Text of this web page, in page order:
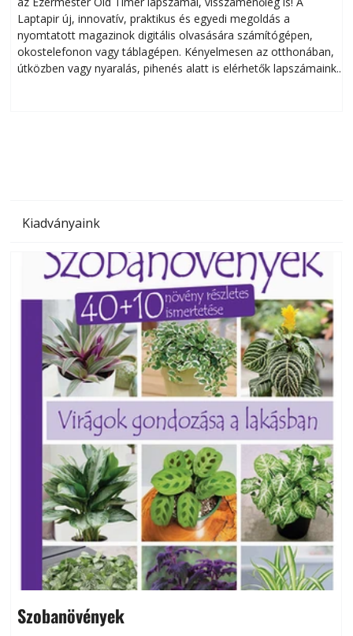
Laptapir új, innovatív, praktikus és egyedi megoldás a
nyomtatott magazinok digitális olvasására számítógépen,
okostelefonon vagy táblagépen. Kényelmesen az otthonában,
útközben vagy nyaralás, pihenés alatt is elérhetők lapszámaink.
Kiadványaink
Szobanövények